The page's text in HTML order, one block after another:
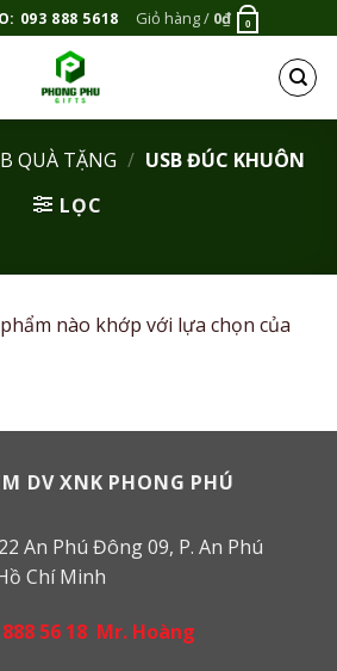
093 888 5618 Giỏ hàng / 0₫ 0
QUÀ TẶNG / USB ĐÚC KHUÔN
LỌC
nào khớp với lựa chọn của
DV XNK PHONG PHÚ
An Phú Đông 09, P. An Phú
Chí Minh
56 18 Mr. Hoàng